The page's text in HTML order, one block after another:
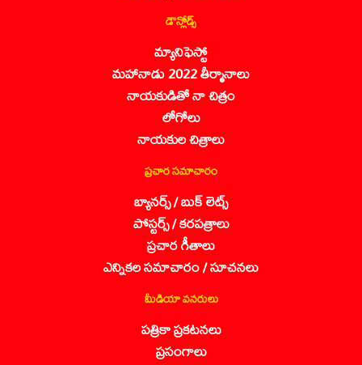
డౌన్లోడ్స్
మ్యానిఫెస్టో
మహానాడు 2022 తీర్మానాలు
నాయకుడితో నా చిత్రం
లోగోలు
నాయకుల చిత్రాలు
ప్రచార సమాచారం
బ్యానర్స్ / బుక్ లెట్స్
పోస్టర్స్ / కరపత్రాలు
ప్రచార గీతాలు
ఎన్నికల సమాచారం / సూచనలు
మీడియా వనరులు
పత్రికా ప్రకటనలు
ప్రసంగాలు